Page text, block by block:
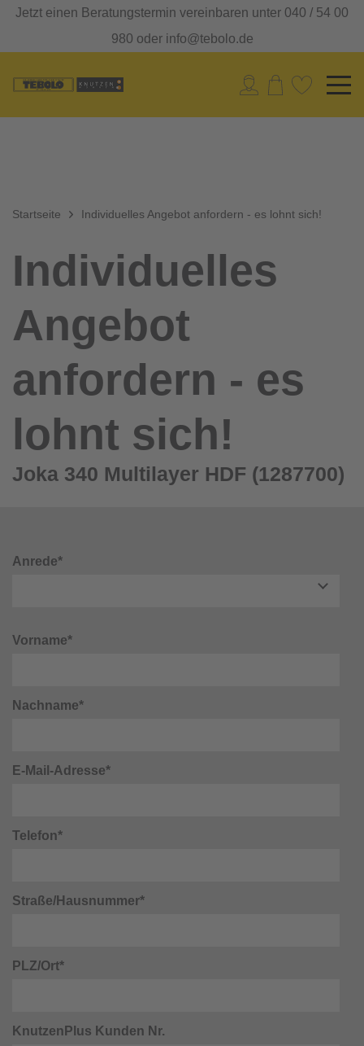
Jetzt einen Beratungstermin vereinbaren unter 040 / 54 00
980 oder info@tebolo.de
Startseite Individuelles Angebot anfordern - es lohnt sich!
Individuelles
Angebot
anfordern - es
lohnt sich!
Joka 340 Multilayer HDF (1287700)
Anrede*
Vorname*
Nachname*
E-Mail-Adresse*
Telefon*
Straße/Hausnummer*
PLZ/Ort*
KnutzenPlus Kunden Nr.